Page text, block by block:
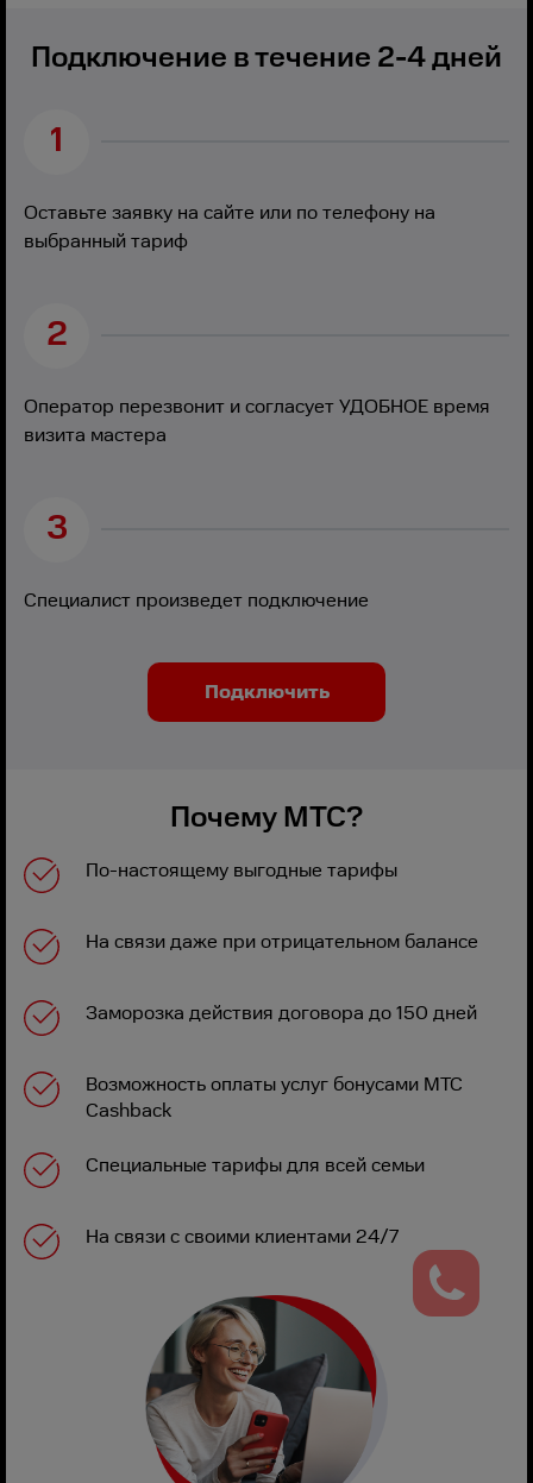
Подключение в течение 2-4 дней
1
Оставьте заявку на сайте или по телефону на
выбранный тариф
2
Оператор перезвонит и согласует УДОБНОЕ время
визита мастера
3
Специалист произведет подключение
Подключить
Почему МТС?
По-настоящему выгодные тарифы
На связи даже при отрицательном балансе
Заморозка действия договора до 150 дней
Возможность оплаты услуг бонусами МТС
Cashback
Специальные тарифы для всей семьи
На связи с своими клиентами 24/7